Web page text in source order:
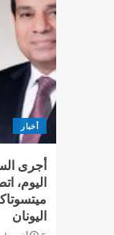
أخبار
أجرى
اليوم،
اليونان